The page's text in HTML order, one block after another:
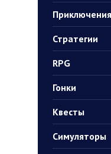
Приключения
Стратегии
RPG
Гонки
Квесты
Симуляторы